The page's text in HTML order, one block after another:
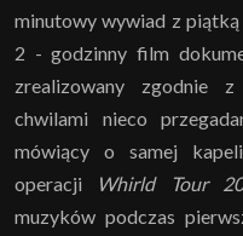
minutowy wywiad z
2 - godzinny film
zrealizowany zgodnie
chwilami nieco
mówiący o samej
operacji
Whirld Tour
muzyków podczas